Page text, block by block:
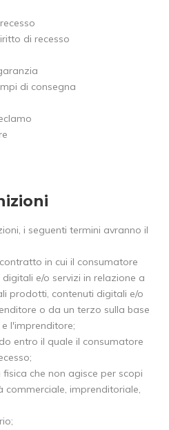
di recesso
di consegna
i seguenti termini avranno il
in cui il consumatore
e/o servizi in relazione a
prodotti, contenuti digitali e/o
o da un terzo sulla base
l'imprenditore;
entro il quale il consumatore
che non agisce per scopi
imprenditoriale,